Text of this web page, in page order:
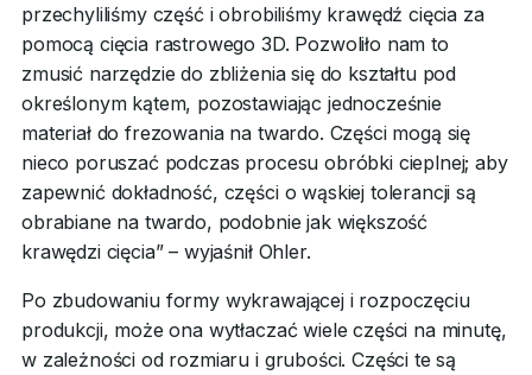
przechyliliśmy część i obrobiliśmy krawędź cięcia za
pomocą cięcia rastrowego 3D. Pozwoliło nam to
zmusić narzędzie do zbliżenia się do kształtu pod
określonym kątem, pozostawiając jednocześnie
materiał do frezowania na twardo. Części mogą się
nieco poruszać podczas procesu obróbki cieplnej; aby
zapewnić dokładność, części o wąskiej tolerancji są
obrabiane na twardo, podobnie jak większość
krawędzi cięcia” – wyjaśnił Ohler.
Po zbudowaniu formy wykrawającej i rozpoczęciu
produkcji, może ona wytłaczać wiele części na minutę,
w zależności od rozmiaru i grubości. Części te są